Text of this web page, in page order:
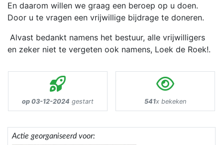
En daarom willen we graag een beroep op u doen.
Door u te vragen een vrijwillige bijdrage te doneren.
Alvast bedankt namens het bestuur, alle vrijwilligers
en zeker niet te vergeten ook namens, Loek de Roek!.
op 03-12-2024 gestart 541x bekeken
Actie georganiseerd voor: